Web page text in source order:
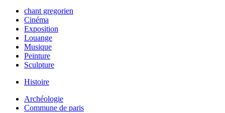
chant gregorien
Cinéma
Exposition
Louange
Musique
Peinture
Sculpture
Histoire
Archéologie
Commune de paris